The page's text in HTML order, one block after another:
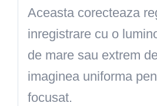
Aceasta corecteaza
inregistrare cu o
de mare sau extrem
imaginea uniforma
focusat.